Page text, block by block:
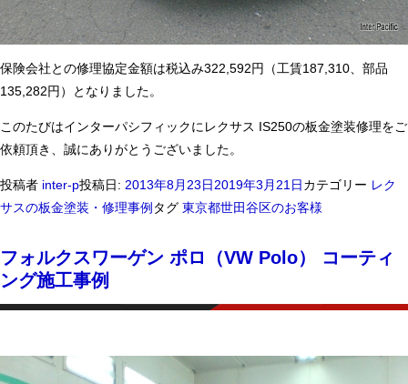
保険会社との修理協定金額は税込み322,592円（工賃187,310、部品
135,282円）となりました。
このたびはインターパシフィックにレクサス IS250の板金塗装修理をご
依頼頂き、誠にありがとうございました。
投稿者 inter-p投稿日: 2013年8月23日2019年3月21日カテゴリー レク
サスの板金塗装・修理事例 タグ 東京都世田谷区のお客様
フォルクスワーゲン ポロ（VW Polo） コーティ
ング施工事例